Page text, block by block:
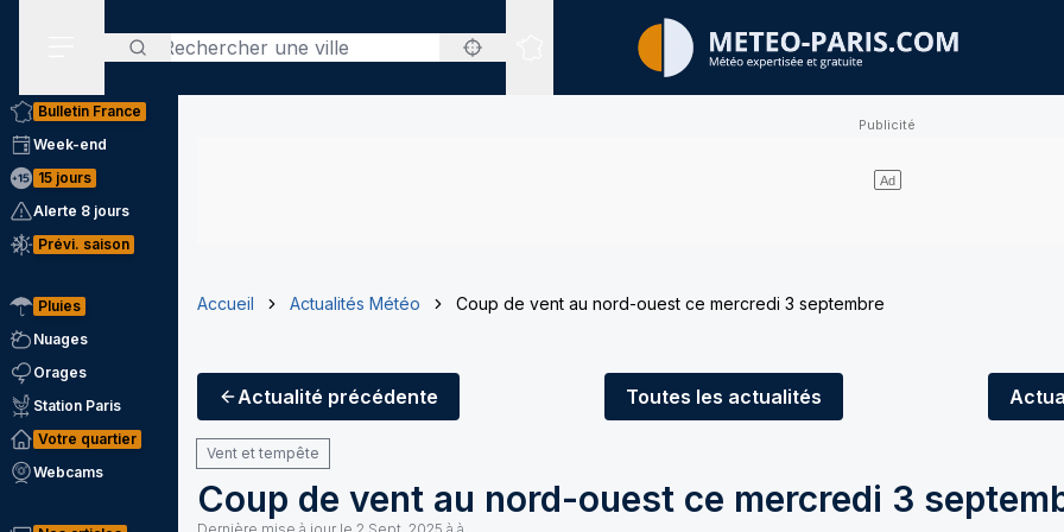
Rechercher
Sites expertisés
Bulletin France
Week-end
15 jours
Alerte 8 jours
Prévi. saison
Pluies
Nuages
Orages
Station Paris
Votre quartier
Webcams
Accueil Actualités Météo Coup de vent au nord-ouest ce mercredi 3 septembre
Actualité précédente Toutes les actualités
Vent et tempête
Coup de vent au nord-ouest ce mercredi 3